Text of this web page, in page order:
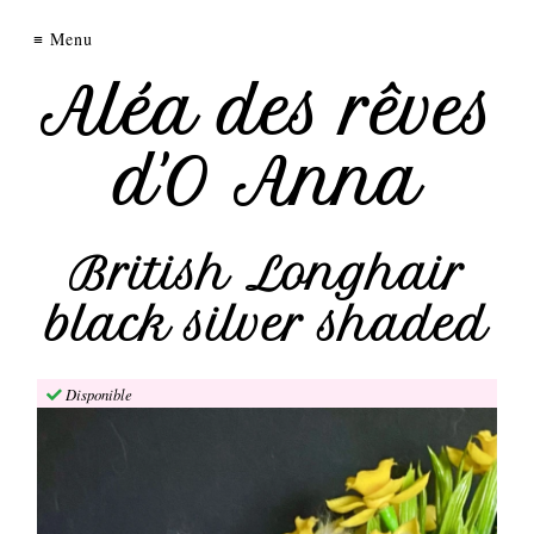
chatterie
des
rêves
Anna
Nos
Nos
Menu
Aléa des rêves
d'O Anna
British Longhair
black silver shaded
Disponible